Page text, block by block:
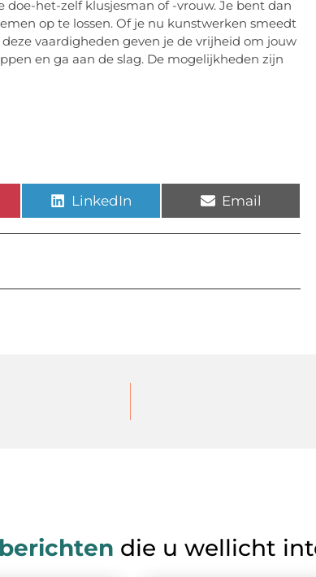
het-zelf klusjesman of -vrouw. Je bent dan
op te lossen. Of je nu kunstwerken smeedt
vaardigheden geven je de vrijheid om jouw
en ga aan de slag. De mogelijkheden zijn
LinkedIn Email
die u wellicht